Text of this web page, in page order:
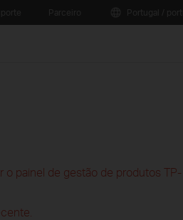
o painel de gestão de produtos TP-